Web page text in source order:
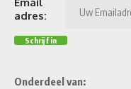
Email
adres:
Onderdeel van: